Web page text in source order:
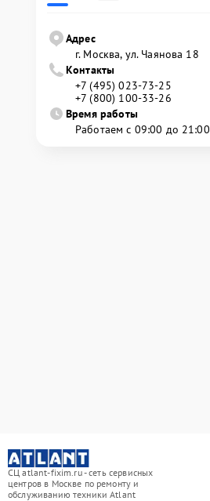
Адрес
г. Москва, ул. Чаянова 18
Контакты
+7 (495) 023-73-25
+7 (800) 100-33-26
Время работы
Работаем с 09:00 до 21:00
СЦ atlant-fixim.ru - сеть сервисных
центров в Москве по ремонту и
обслуживанию техники Atlant